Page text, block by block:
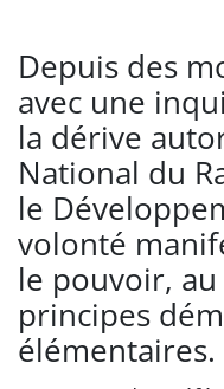
Depuis des
avec une
la dérive
National du
le
volonté
le pouvoir,
principes
élémentaires.